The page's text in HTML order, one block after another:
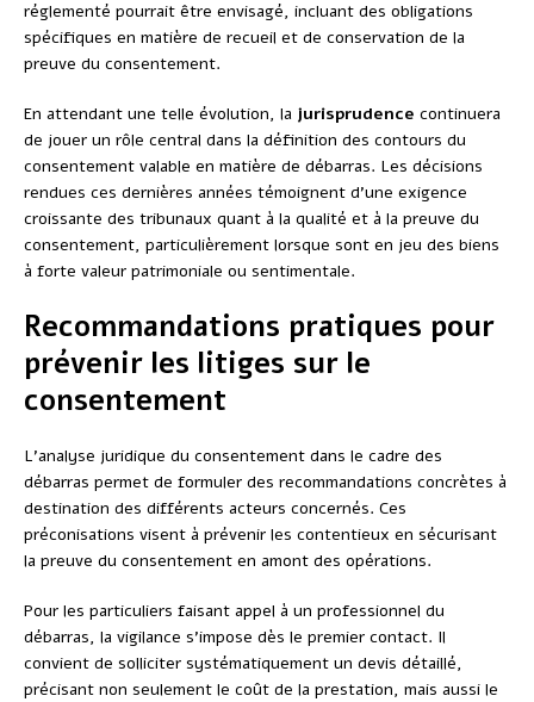
réglementé pourrait être envisagé, incluant des obligations
spécifiques en matière de recueil et de conservation de la
preuve du consentement.
En attendant une telle évolution, la jurisprudence continuera
de jouer un rôle central dans la définition des contours du
consentement valable en matière de débarras. Les décisions
rendues ces dernières années témoignent d’une exigence
croissante des tribunaux quant à la qualité et à la preuve du
consentement, particulièrement lorsque sont en jeu des biens
à forte valeur patrimoniale ou sentimentale.
Recommandations pratiques pour
prévenir les litiges sur le
consentement
L’analyse juridique du consentement dans le cadre des
débarras permet de formuler des recommandations concrètes à
destination des différents acteurs concernés. Ces
préconisations visent à prévenir les contentieux en sécurisant
la preuve du consentement en amont des opérations.
Pour les particuliers faisant appel à un professionnel du
débarras, la vigilance s’impose dès le premier contact. Il
convient de solliciter systématiquement un devis détaillé,
précisant non seulement le coût de la prestation, mais aussi le